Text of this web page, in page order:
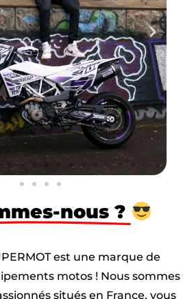
nous ?
est une marque de
motos ! Nous sommes
situés en France, vous